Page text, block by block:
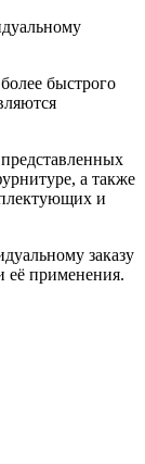
быстрого
а также
и
заказу
её применения.